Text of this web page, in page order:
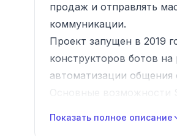
продаж и отправлять
коммуникации.
Проект запущен в 2019
конструкторов ботов
автоматизации общения
Основные возможности
Показать полное описание